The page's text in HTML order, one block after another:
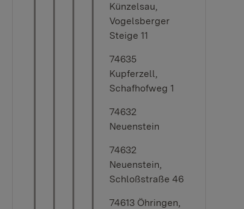
Künzelsau,
Vogelsberger
Steige 11
74635
Kupferzell,
Schafhofweg 1
74632
Neuenstein
74632
Neuenstein,
Schloßstraße 46
74613 Öhringen,